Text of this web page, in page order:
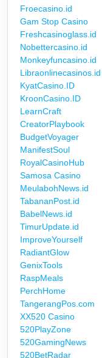
Froecasino.id
Gam Stop Casino
Freshcasinoglass.id
Nobettercasino.id
Monkeyfuncasino.id
Libraonlinecasinos.id
KyatCasino.ID
KroonCasino.ID
LearnCraft
CreatorPlaybook
BudgetVoyager
ManifestSoul
RoyalCasinoHub
Samosa Casino
MeulabohNews.id
TabananPost.id
BabelNews.id
TimurUpdate.id
ImproveYourself
RadiantGlow
GenixTools
RaspMeals
PerchHome
TangerangPos.com
XX520 Casino
520PlayZone
520GamingNews
520BetRadar